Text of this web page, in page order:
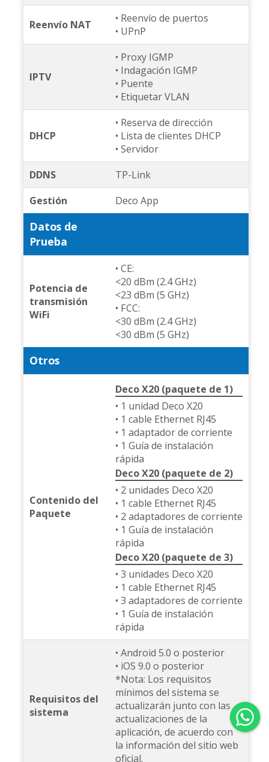
Reenvío NAT
• Reenvío de puertos
• UPnP
IPTV
• Proxy IGMP
• Indagación IGMP
• Puente
• Etiquetar VLAN
DHCP
• Reserva de dirección
• Lista de clientes DHCP
• Servidor
DDNS
TP-Link
Gestión
Deco App
Datos de
Prueba
Potencia de
transmisión
WiFi
• CE:
<20 dBm (2.4 GHz)
<23 dBm (5 GHz)
• FCC:
<30 dBm (2.4 GHz)
<30 dBm (5 GHz)
Otros
Contenido del
Paquete
Deco X20 (paquete de 1)
• 1 unidad Deco X20
• 1 cable Ethernet RJ45
• 1 adaptador de corriente
• 1 Guía de instalación
rápida
Deco X20 (paquete de 2)
• 2 unidades Deco X20
• 1 cable Ethernet RJ45
• 2 adaptadores de corriente
• 1 Guía de instalación
rápida
Deco X20 (paquete de 3)
• 3 unidades Deco X20
• 1 cable Ethernet RJ45
• 3 adaptadores de corriente
• 1 Guía de instalación
rápida
Requisitos del
sistema
• Android 5.0 o posterior
• iOS 9.0 o posterior
*Nota: Los requisitos
mínimos del sistema se
actualizarán junto con las
actualizaciones de la
aplicación, de acuerdo con
la información del sitio web
oficial.